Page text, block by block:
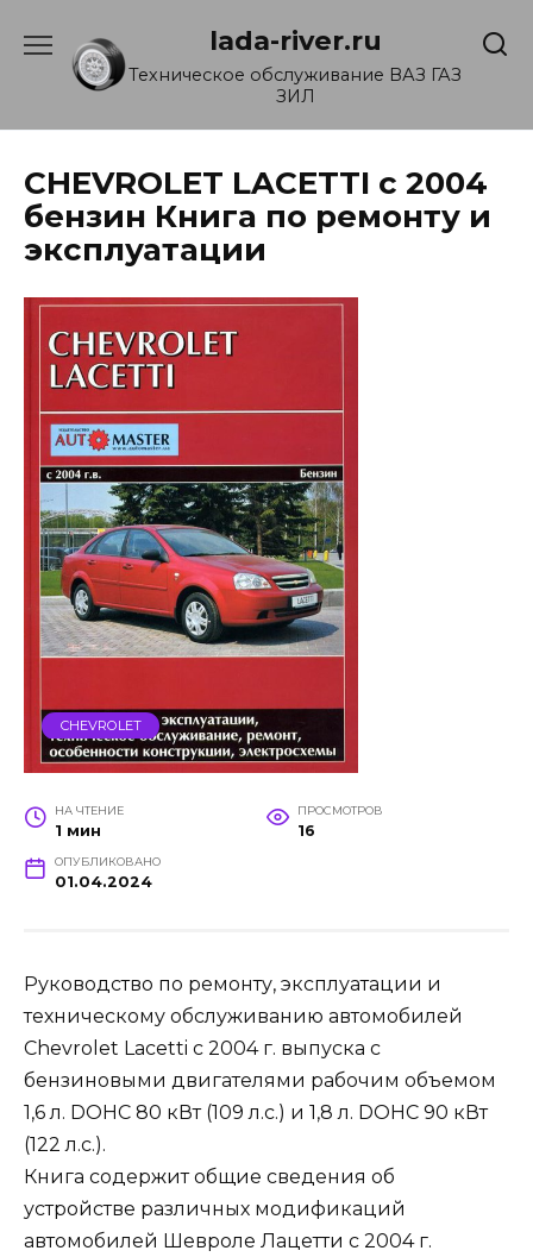
содержанию
lada-river.ru
Техническое обслуживание ВАЗ ГАЗ
ЗИЛ
CHEVROLET LACETTI с 2004
бензин Книга по ремонту и
эксплуатации
CHEVROLET
НА ЧТЕНИЕ
1 мин
ПРОСМОТРОВ
16
ОПУБЛИКОВАНО
01.04.2024
Руководство по ремонту, эксплуатации и
техническому обслуживанию автомобилей
Chevrolet Lacetti с 2004 г. выпуска с
бензиновыми двигателями рабочим объемом
1,6 л. DOHC 80 кВт (109 л.с.) и 1,8 л. DOHC 90 кВт
(122 л.с.).
Книга содержит общие сведения об
устройстве различных модификаций
автомобилей Шевроле Лацетти с 2004 г.